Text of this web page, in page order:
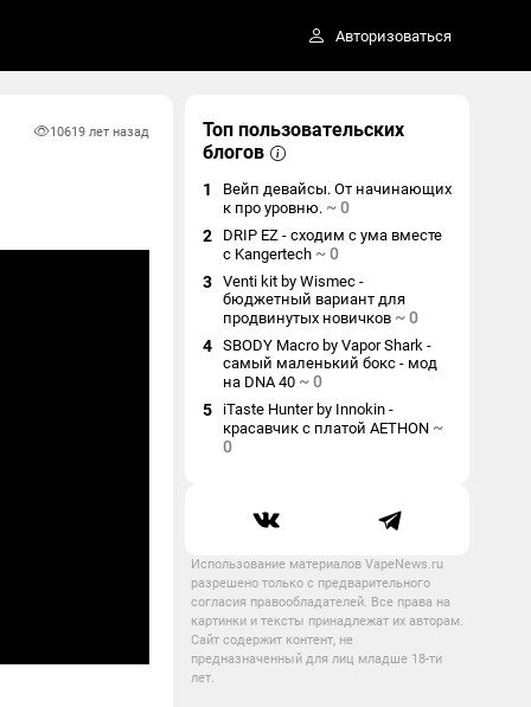
Авторизоваться
10619 лет назад
Топ пользовательских
блогов
1
Вейп девайсы. От начинающих
к про уровню. ~0
2
DRIP EZ - сходим с ума вместе
с Kangertech ~0
3 Venti kit by Wismec -
бюджетный вариант для
продвинутых новичков ~0
4 SBODY Macro by Vapor Shark -
самый маленький бокс - мод
на DNA 40 ~0
5
iTaste Hunter by Innokin -
красавчик с платой AETHON ~
0
Использование материалов VapeNews.ru
разрешено только с предварительного
согласия правообладателей. Все права на
картинки и тексты принадлежат их авторам.
Сайт содержит контент, не
предназначенный для лиц младше 18-ти
лет.